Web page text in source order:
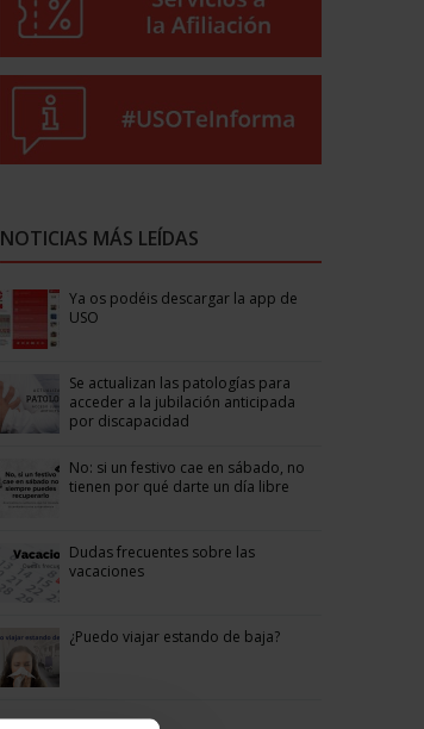
NOTICIAS MÁS LEÍDAS
Ya os podéis descargar la app de
USO
Se actualizan las patologías para
acceder a la jubilación anticipada
por discapacidad
No: si un festivo cae en sábado, no
tienen por qué darte un día libre
Dudas frecuentes sobre las
vacaciones
¿Puedo viajar estando de baja?